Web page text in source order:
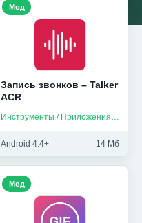
Запись звонков – Talker
ACR
Инструменты / Приложения на русском
Android 4.4+ 14 Мб
Мод
Мод